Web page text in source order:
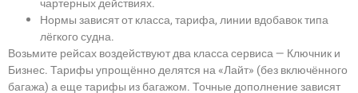
чартерных действиях.
Нормы зависят от класса, тарифа, линии вдобавок типа
лёгкого судна.
Возьмите рейсах воздействуют два класса сервиса — Ключник и
Бизнес. Тарифы упрощённо делятся на «Лайт» (без включённого
багажа) а еще тарифы из багажом. Точные дополнение зависят